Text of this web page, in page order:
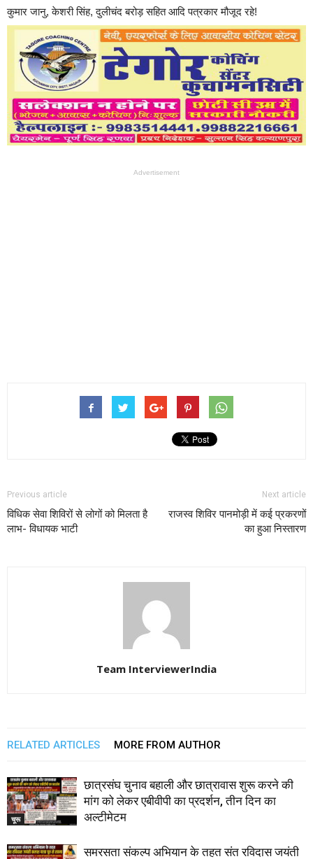
कुमार जानु, केशरी सिंह, दुलीचंद बरोड़ सहित आदि पत्रकार मौजूद रहे!
Advertisement
Previous article
विधिक सेवा शिविरों से लोगों को मिलता है
लाभ- विधायक भाटी
Next article
राजस्व शिविर पानमोड़ी में कई प्रकरणों
का हुआ निस्तारण
Team InterviewerIndia
RELATED ARTICLES MORE FROM AUTHOR
चूरू
छात्रसंघ चुनाव बहाली और छात्रावास शुरू करने की
मांग को लेकर एबीवीपी का प्रदर्शन, तीन दिन का
अल्टीमेटम
समरसता संकल्प अभियान के तहत संत रविदास जयंती